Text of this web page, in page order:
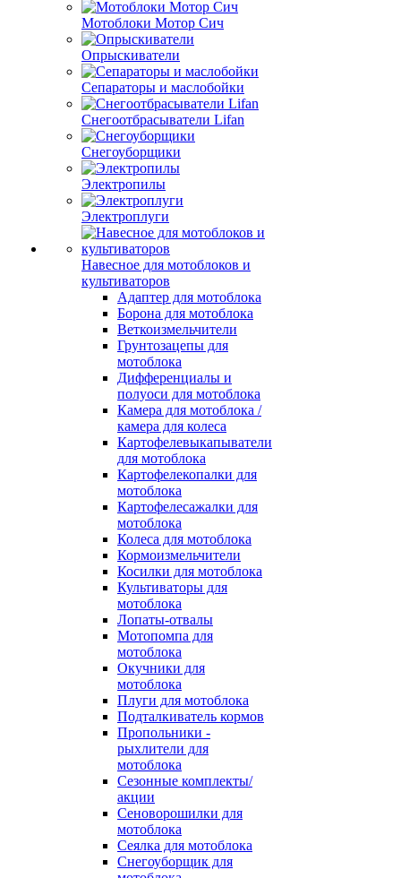
Мотоблоки Мотор Сич
Опрыскиватели
Сепараторы и маслобойки
Снегоотбрасыватели Lifan
Снегоуборщики
Электропилы
Электроплуги
Навесное для мотоблоков и
культиваторов
Адаптер для мотоблока
Борона для мотоблока
Веткоизмельчители
Грунтозацепы для
мотоблока
Дифференциалы и
полуоси для мотоблока
Камера для мотоблока /
камера для колеса
Картофелевыкапыватели
для мотоблока
Картофелекопалки для
мотоблока
Картофелесажалки для
мотоблока
Колеса для мотоблока
Кормоизмельчители
Косилки для мотоблока
Культиваторы для
мотоблока
Лопаты-отвалы
Мотопомпа для
мотоблока
Окучники для
мотоблока
Плуги для мотоблока
Подталкиватель кормов
Пропольники -
рыхлители для
мотоблока
Сезонные комплекты/
акции
Сеноворошилки для
мотоблока
Сеялка для мотоблока
Снегоуборщик для